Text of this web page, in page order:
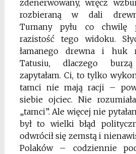
zdenerwowany, wręcz
rozbieraną w dali
Tumany pyłu co chwilę
razistość tego widoku.
łamanego drewna i huk
Tatusiu, dlaczego
zapytałam. Ci, to tylko
tamci nie mają racji –
siebie ojciec. Nie
„tamci”. Ale więcej nie
był to wielki błąd
odwrócił się zemstą i
Polaków – codziennie